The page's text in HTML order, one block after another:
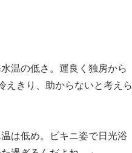
温の低さ。運良く独房から
えきり、助からないと考えら
は低め。ビキニ姿で日光浴